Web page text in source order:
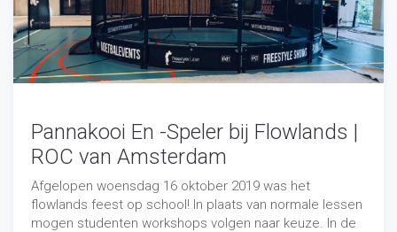
Pannakooi En -Speler bij Flowlands |
ROC van Amsterdam
Afgelopen woensdag 16 oktober 2019 was het
flowlands feest op school! In plaats van normale lessen
mogen studenten workshops volgen naar keuze. In de